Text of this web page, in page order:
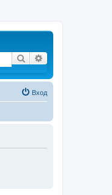
Поиск
Вход